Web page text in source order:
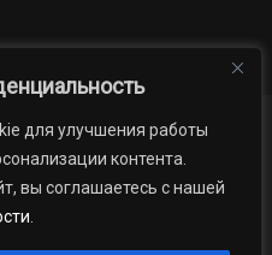
для улучшения работы
контента.
вы соглашаетесь с нашей
Официально
государственное учреждение